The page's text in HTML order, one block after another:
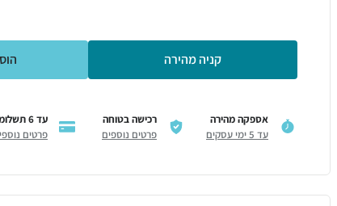
קניה מהירה
אספקה מהירה
עד 5 ימי עסקים
רכישה בטוחה
פרטים נוספים
עד 6 תשלומים
פרטים